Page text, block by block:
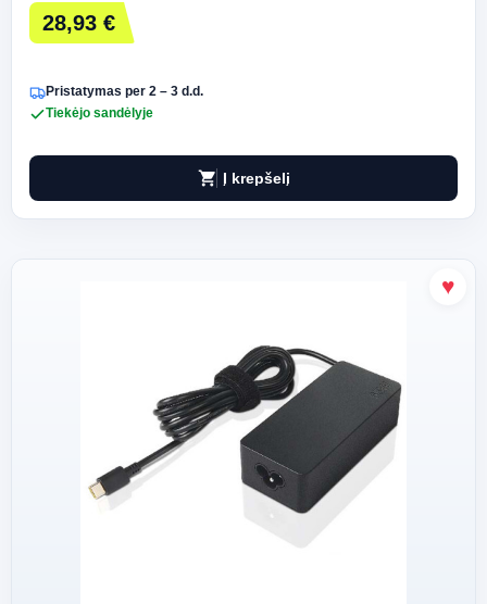
28,93 €
Pristatymas per 2 – 3 d.d.
Tiekėjo sandėlyje
shopping_cart Į krepšelį